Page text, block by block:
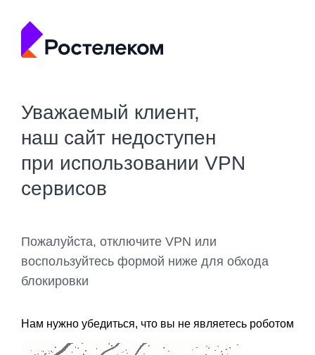
Уважаемый клиент,
наш сайт недоступен
при использовании VPN
сервисов
Пожалуйста, отключите VPN или
воспользуйтесь формой ниже для обхода
блокировки
Нам нужно убедиться, что вы не являетесь роботом